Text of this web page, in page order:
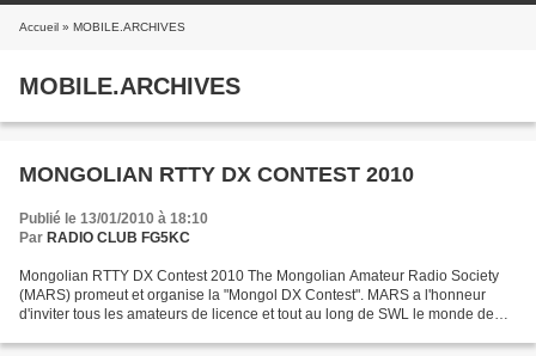
Accueil » MOBILE.ARCHIVES
MOBILE.ARCHIVES
MONGOLIAN RTTY DX CONTEST 2010
Publié le 13/01/2010 à 18:10
Par RADIO CLUB FG5KC
Mongolian RTTY DX Contest 2010 The Mongolian Amateur Radio Society
(MARS) promeut et organise la "Mongol DX Contest". MARS a l'honneur
d'inviter tous les amateurs de licence et tout au long de SWL le monde de